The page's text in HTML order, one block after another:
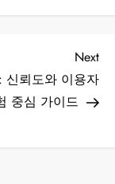
Next
Post
Next
신뢰도와 이용자
중심 가이드